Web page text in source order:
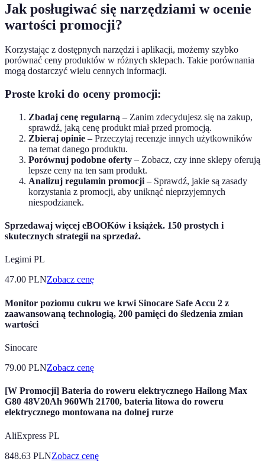
Jak posługiwać się narzędziami w ocenie
wartości promocji?
Korzystając z dostępnych narzędzi i aplikacji, możemy szybko
porównać ceny produktów w różnych sklepach. Takie porównania
mogą dostarczyć wielu cennych informacji.
Proste kroki do oceny promocji:
Zbadaj cenę regularną – Zanim zdecydujesz się na zakup,
sprawdź, jaką cenę produkt miał przed promocją.
Zbieraj opinie – Przeczytaj recenzje innych użytkowników
na temat danego produktu.
Porównuj podobne oferty – Zobacz, czy inne sklepy oferują
lepsze ceny na ten sam produkt.
Analizuj regulamin promocji – Sprawdź, jakie są zasady
korzystania z promocji, aby uniknąć nieprzyjemnych
niespodzianek.
Sprzedawaj więcej eBOOKów i książek. 150 prostych i
skutecznych strategii na sprzedaż.
Legimi PL
47.00 PLNZobacz cenę
Monitor poziomu cukru we krwi Sinocare Safe Accu 2 z
zaawansowaną technologią, 200 pamięci do śledzenia zmian
wartości
Sinocare
79.00 PLNZobacz cenę
[W Promocji] Bateria do roweru elektrycznego Hailong Max
G80 48V20Ah 960Wh 21700, bateria litowa do roweru
elektrycznego montowana na dolnej rurze
AliExpress PL
848.63 PLNZobacz cenę